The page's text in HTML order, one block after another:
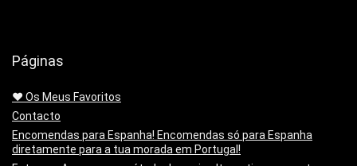
Páginas
❤️ Os Meus Favoritos
Contacto
Encomendas para Espanha! Encomendas só para Espanha
diretamente para a tua morada em Portugal!